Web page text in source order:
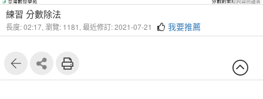
練習 分數除法
長度: 02:17, 瀏覽: 1181, 最近修訂: 2021-07-21 我要推薦